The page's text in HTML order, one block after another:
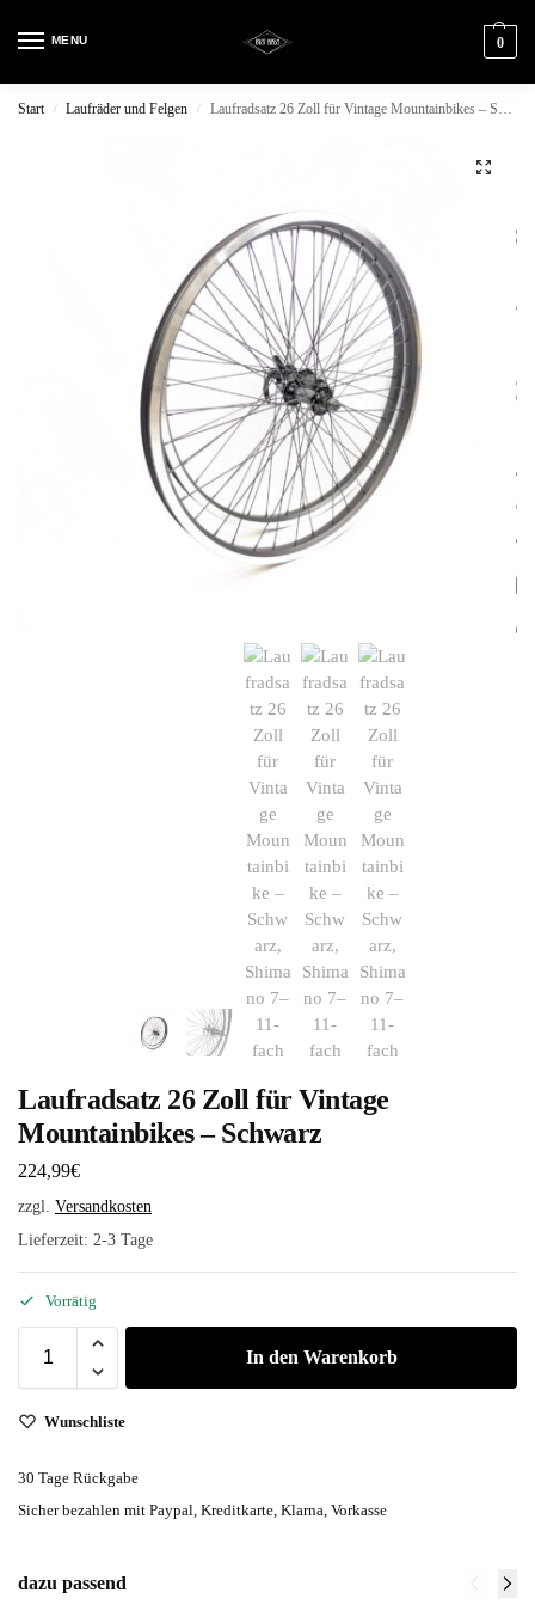
MENU 0
Start / Laufräder und Felgen / Laufradsatz 26 Zoll für Vintage Mountainbikes – Schwarz
Laufradsatz 26 Zoll für Vintage
Mountainbikes – Schwarz
224,99€
zzgl. Versandkosten
Lieferzeit: 2-3 Tage
Vorrätig
In den Warenkorb
Wunschliste
30 Tage Rückgabe
Sicher bezahlen mit Paypal, Kreditkarte, Klarna, Vorkasse
dazu passend